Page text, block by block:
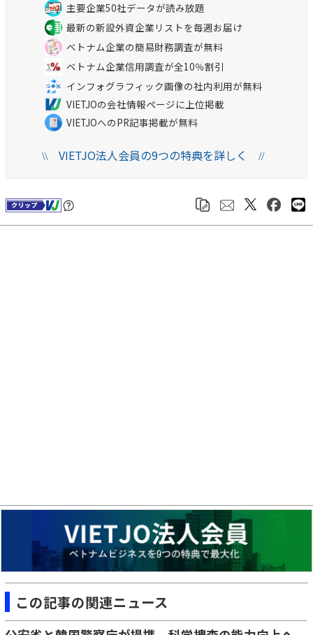
主要企業50社データが読み放題
最新の新設外資企業リストを毎週お届け
ベトナム企業の簡易財務調査が無料
ベトナム企業信用調査が全10％割引
インフォグラフィック画像の社内利用が無料
VIETJOの会社情報ページに上位掲載
VIETJOへのPR記事掲載が無料
\\VIETJO法人会員の9つの特典を詳しく //
この記事の関連ニュース